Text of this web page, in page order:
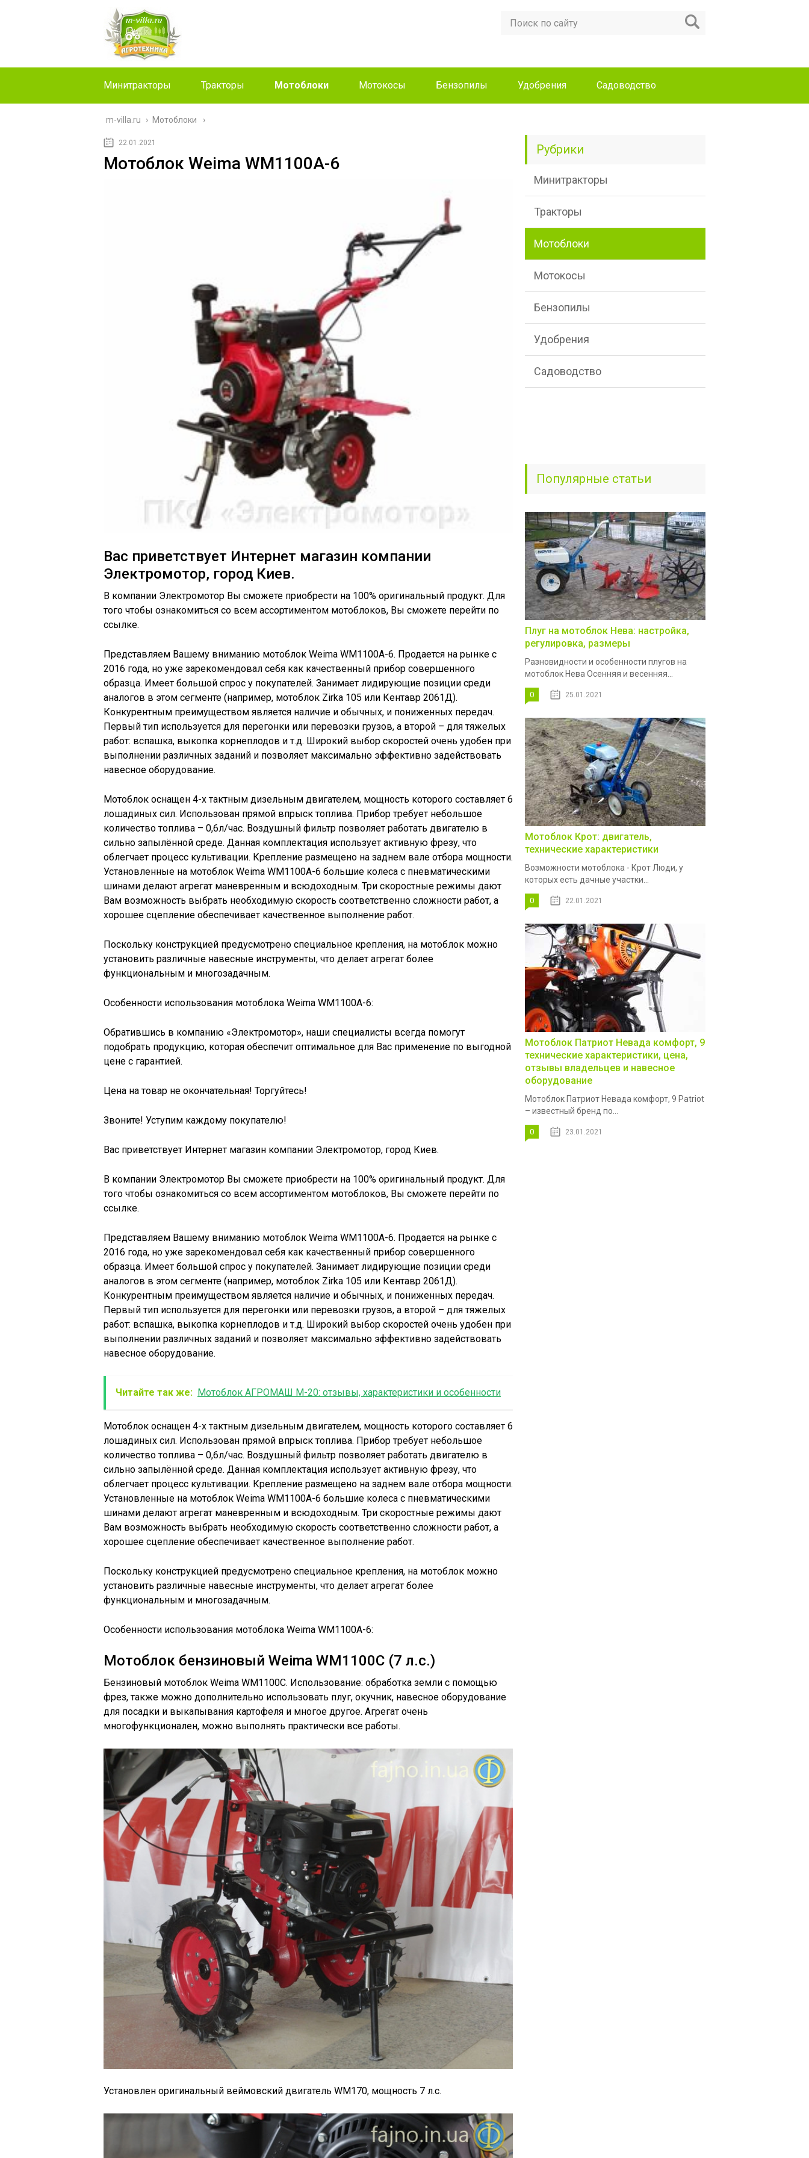
Минитракторы Тракторы Мотоблоки Мотокосы Бензопилы Удобрения Садоводство
m-villa.ru › Мотоблоки
22.01.2021
Мотоблок Weima WM1100A-6
Вас приветствует Интернет магазин компании
Электромотор, город Киев.
В компании Электромотор Вы сможете приобрести на 100% оригинальный продукт. Для
того чтобы ознакомиться со всем ассортиментом мотоблоков, Вы сможете перейти по
ссылке.
Представляем Вашему вниманию мотоблок Weima WM1100A-6. Продается на рынке с
2016 года, но уже зарекомендовал себя как качественный прибор совершенного
образца. Имеет большой спрос у покупателей. Занимает лидирующие позиции среди
аналогов в этом сегменте (например, мотоблок Zirka 105 или Кентавр 2061Д).
Конкурентным преимуществом является наличие и обычных, и пониженных передач.
Первый тип используется для перегонки или перевозки грузов, а второй – для тяжелых
работ: вспашка, выкопка корнеплодов и т.д. Широкий выбор скоростей очень удобен при
выполнении различных заданий и позволяет максимально эффективно задействовать
навесное оборудование.
Мотоблок оснащен 4-х тактным дизельным двигателем, мощность которого составляет 6
лошадиных сил. Использован прямой впрыск топлива. Прибор требует небольшое
количество топлива – 0,6л/час. Воздушный фильтр позволяет работать двигателю в
сильно запылённой среде. Данная комплектация использует активную фрезу, что
облегчает процесс культивации. Крепление размещено на заднем вале отбора мощности.
Установленные на мотоблок Weima WM1100A-6 большие колеса с пневматическими
шинами делают агрегат маневренным и всюдоходным. Три скоростные режимы дают
Вам возможность выбрать необходимую скорость соответственно сложности работ, а
хорошее сцепление обеспечивает качественное выполнение работ.
Поскольку конструкцией предусмотрено специальное крепления, на мотоблок можно
установить различные навесные инструменты, что делает агрегат более
функциональным и многозадачным.
Особенности использования мотоблока Weima WM1100A-6:
Обратившись в компанию «Электромотор», наши специалисты всегда помогут
подобрать продукцию, которая обеспечит оптимальное для Вас применение по выгодной
цене с гарантией.
Цена на товар не окончательная! Торгуйтесь!
Звоните! Уступим каждому покупателю!
Вас приветствует Интернет магазин компании Электромотор, город Киев.
В компании Электромотор Вы сможете приобрести на 100% оригинальный продукт. Для
того чтобы ознакомиться со всем ассортиментом мотоблоков, Вы сможете перейти по
ссылке.
Представляем Вашему вниманию мотоблок Weima WM1100A-6. Продается на рынке с
2016 года, но уже зарекомендовал себя как качественный прибор совершенного
образца. Имеет большой спрос у покупателей. Занимает лидирующие позиции среди
аналогов в этом сегменте (например, мотоблок Zirka 105 или Кентавр 2061Д).
Конкурентным преимуществом является наличие и обычных, и пониженных передач.
Первый тип используется для перегонки или перевозки грузов, а второй – для тяжелых
работ: вспашка, выкопка корнеплодов и т.д. Широкий выбор скоростей очень удобен при
выполнении различных заданий и позволяет максимально эффективно задействовать
навесное оборудование.
Читайте так же: Мотоблок АГРОМАШ М-20: отзывы, характеристики и особенности
Мотоблок оснащен 4-х тактным дизельным двигателем, мощность которого составляет 6
лошадиных сил. Использован прямой впрыск топлива. Прибор требует небольшое
количество топлива – 0,6л/час. Воздушный фильтр позволяет работать двигателю в
сильно запылённой среде. Данная комплектация использует активную фрезу, что
облегчает процесс культивации. Крепление размещено на заднем вале отбора мощности.
Установленные на мотоблок Weima WM1100A-6 большие колеса с пневматическими
шинами делают агрегат маневренным и всюдоходным. Три скоростные режимы дают
Вам возможность выбрать необходимую скорость соответственно сложности работ, а
хорошее сцепление обеспечивает качественное выполнение работ.
Поскольку конструкцией предусмотрено специальное крепления, на мотоблок можно
установить различные навесные инструменты, что делает агрегат более
функциональным и многозадачным.
Особенности использования мотоблока Weima WM1100A-6:
Мотоблок бензиновый Weima WM1100C (7 л.с.)
Бензиновый мотоблок Weima WM1100C. Использование: обработка земли с помощью
фрез, также можно дополнительно использовать плуг, окучник, навесное оборудование
для посадки и выкапывания картофеля и многое другое. Агрегат очень
многофункционален, можно выполнять практически все работы.
Установлен оригинальный веймовский двигатель WM170, мощность 7 л.с.
Рубрики
Минитракторы
Тракторы
Мотоблоки
Мотокосы
Бензопилы
Удобрения
Садоводство
Популярные статьи
Плуг на мотоблок Нева: настройка,
регулировка, размеры
Разновидности и особенности плугов на
мотоблок Нева Осенняя и весенняя...
0 25.01.2021
Мотоблок Крот: двигатель,
технические характеристики
Возможности мотоблока - Крот Люди, у
которых есть дачные участки...
0 22.01.2021
Мотоблок Патриот Невада комфорт, 9
технические характеристики, цена,
отзывы владельцев и навесное
оборудование
Мотоблок Патриот Невада комфорт, 9 Patriot
– известный бренд по...
0 23.01.2021